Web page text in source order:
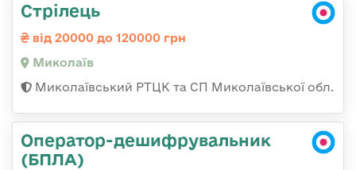
Стрілець
від 20000 до 120000 грн
Миколаїв
Миколаївський РТЦК та СП Миколаївської обл.
Оператор-дешифрувальник
(БПЛА)